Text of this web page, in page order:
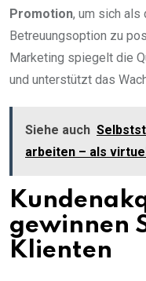
Promotion, um sich
Betreuungsoption zu
Marketing spiegelt die
und unterstützt das
Siehe auch
arbeiten – als
gewinnen
Klienten